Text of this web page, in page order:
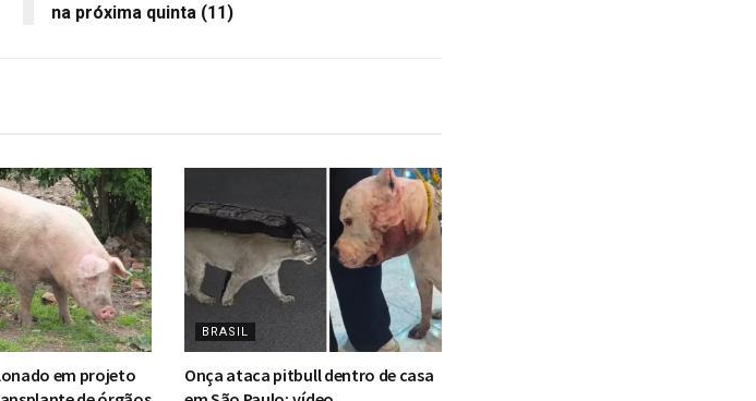
na próxima quinta (11)
em projeto
BRASIL
Onça ataca pitbull dentro de casa